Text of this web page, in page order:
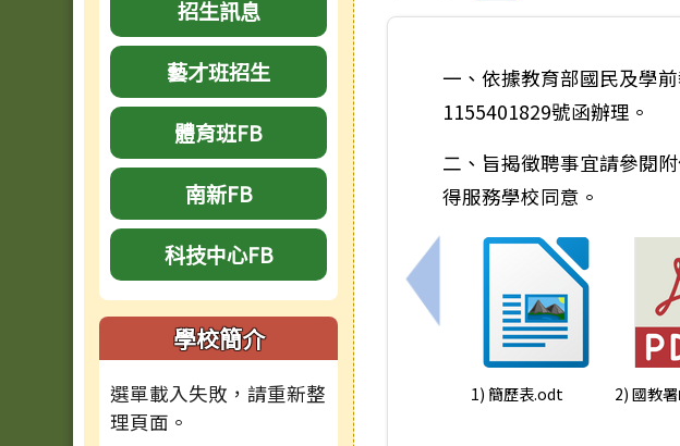
招生訊息
藝才班招生
體育班FB
南新FB
科技中心FB
學校簡介
選單載入失敗，請重新整
理頁面。
上一筆：轉知教育部國民及
一、依據教育部國民及學
1155401829號函辦理。
二、旨揭徵聘事宜請參閱
得服務學校同意。
1) 簡歷表.odt 2) 國教